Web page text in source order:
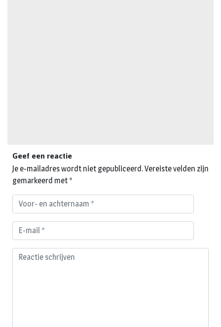
Geef een reactie
Je e-mailadres wordt niet gepubliceerd.Vereiste velden zijn
gemarkeerd met *